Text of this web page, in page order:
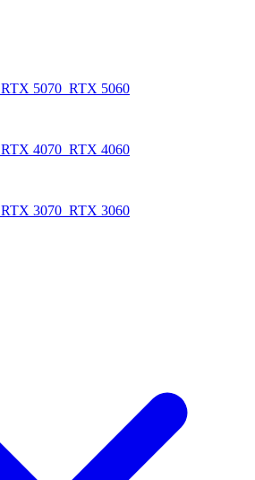
RTX 5070 RTX 5060
RTX 4070 RTX 4060
RTX 3070 RTX 3060